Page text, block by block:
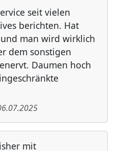
seit vielen
berichten. Hat
man wird wirklich
dem sonstigen
Daumen hoch
mit